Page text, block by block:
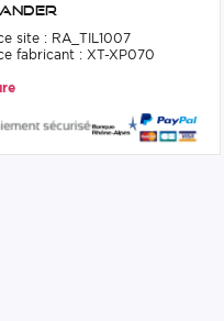
site : RA_TIL1007
fabricant : XT-XP070